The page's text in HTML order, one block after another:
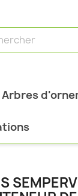
Arbres